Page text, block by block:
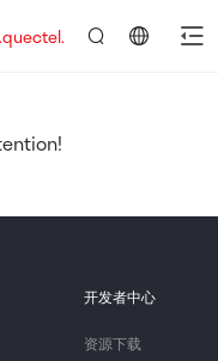
开发者中心
资源下载